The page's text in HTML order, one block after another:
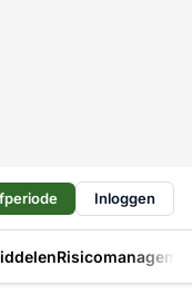
Inloggen